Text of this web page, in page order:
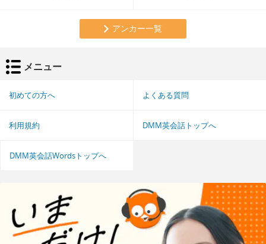
アンカー一覧
メニュー
初めての方へ よくある質問
利用規約 DMM英会話トップへ
DMM英会話Wordsトップへ